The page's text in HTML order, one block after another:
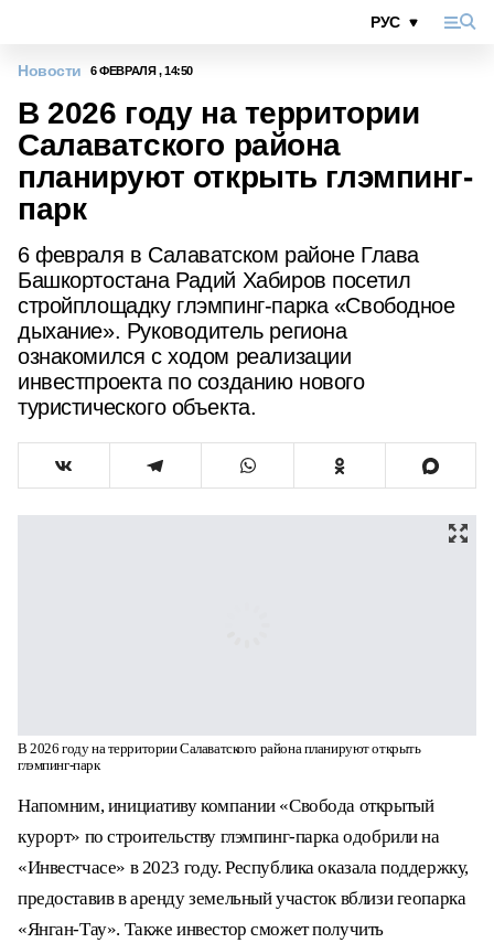
Новости 6 ФЕВРАЛЯ , 14:50
В 2026 году на территории
Салаватского района
планируют открыть глэмпинг-
парк
6 февраля в Салаватском районе Глава
Башкортостана Радий Хабиров посетил
стройплощадку глэмпинг-парка «Свободное
дыхание». Руководитель региона
ознакомился с ходом реализации
инвестпроекта по созданию нового
туристического объекта.
В 2026 году на территории Салаватского района планируют
открыть глэмпинг-парк
Напомним, инициативу компании «Свобода
открытый курорт» по строительству глэмпинг-
парка одобрили на «Инвестчасе» в 2023 году.
Республика оказала поддержку, предоставив в
аренду земельный участок вблизи геопарка